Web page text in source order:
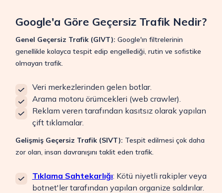
Google'a Göre Geçersiz Trafik Nedir?
Genel Geçersiz Trafik (GIVT): Google'ın filtrelerinin
genellikle kolayca tespit edip engellediği, rutin ve sofistike
olmayan trafik.
Veri merkezlerinden gelen botlar.
Arama motoru örümcekleri (web crawler).
Reklam veren tarafından kasıtsız olarak yapılan
çift tıklamalar.
Gelişmiş Geçersiz Trafik (SIVT): Tespit edilmesi çok daha
zor olan, insan davranışını taklit eden trafik.
Tıklama Sahtekarlığı: Kötü niyetli rakipler veya
botnet'ler tarafından yapılan organize saldırılar.